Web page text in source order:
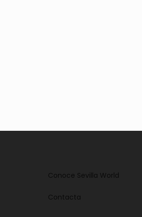
Conoce Sevilla World
Contacta